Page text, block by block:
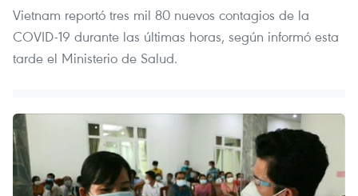
Vietnam reportó tres mil 80 nuevos contagios de la
COVID-19 durante las últimas horas, según informó esta
tarde el Ministerio de Salud.